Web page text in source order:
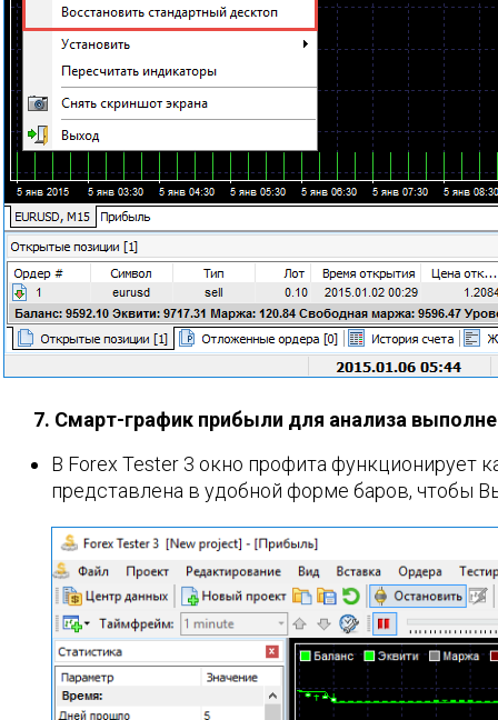
7. Смарт-график прибыли для анализа
В Forex Tester 3 окно профита функционирует
представлена в удобной форме баров, чтобы